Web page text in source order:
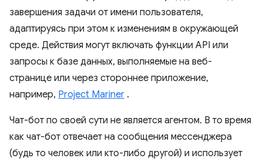
завершения задачи от имени пользователя,
адаптируясь при этом к изменениям в окружающей
среде. Действия могут включать функции API или
запросы к базе данных, выполняемые на веб-
странице или через стороннее приложение,
например, Project Mariner .
Чат-бот по своей сути не является агентом. В то время
как чат-бот отвечает на сообщения мессенджера
(будь то человек или кто-либо другой) и использует